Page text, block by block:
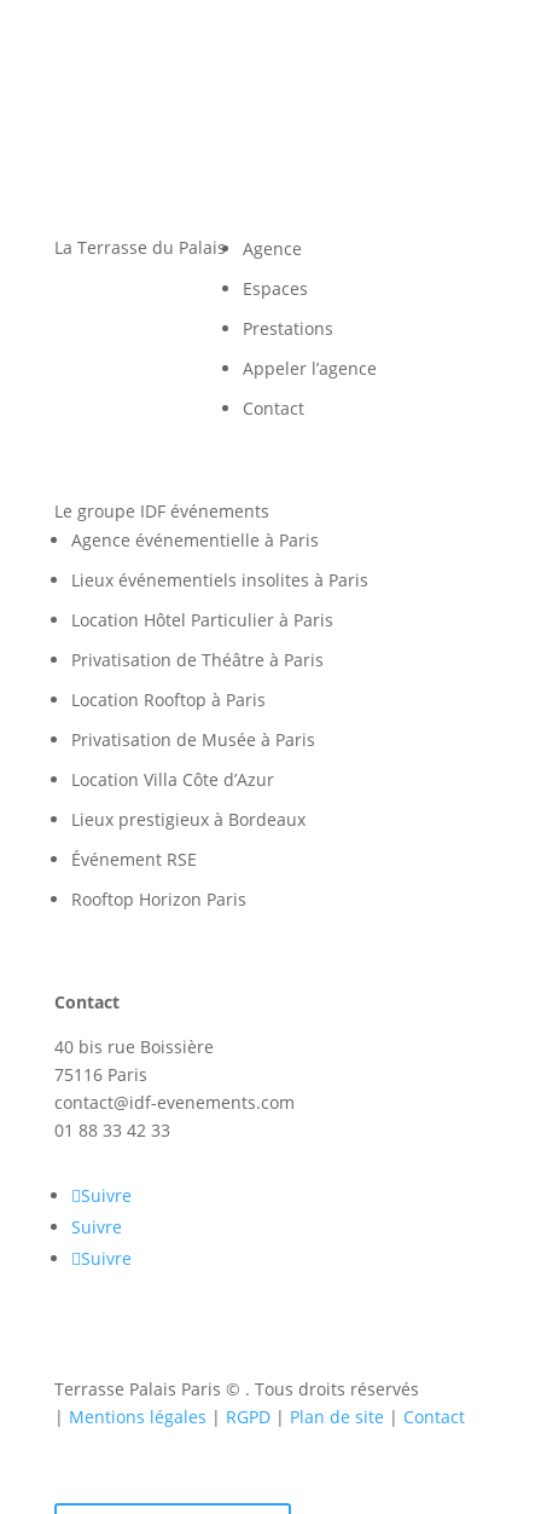
La Terrasse du Palais
Agence
Espaces
Prestations
Appeler l’agence
Contact
Le groupe IDF événements
Agence événementielle à Paris
Lieux événementiels insolites à Paris
Location Hôtel Particulier à Paris
Privatisation de Théâtre à Paris
Location Rooftop à Paris
Privatisation de Musée à Paris
Location Villa Côte d’Azur
Lieux prestigieux à Bordeaux
Événement RSE
Rooftop Horizon Paris
Contact
40 bis rue Boissière
75116 Paris
contact@idf-evenements.com
01 88 33 42 33
Suivre
Suivre
Suivre
Terrasse Palais Paris © . Tous droits réservés
| Mentions légales | RGPD| Plan de site | Contact